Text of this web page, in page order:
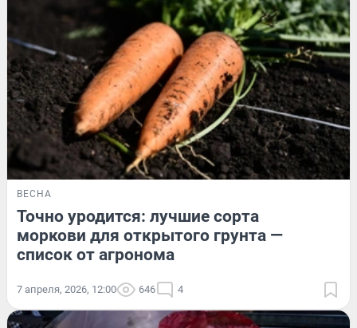
ВЕСНА
Точно уродится: лучшие сорта
моркови для открытого грунта —
список от агронома
7 апреля, 2026, 12:00 646 4